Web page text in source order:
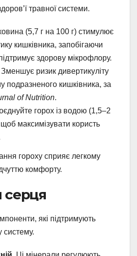
травної системи.
(5,7 г на 100 г) стимулює
кишківника, запобігаючи
здорову мікрофлору.
Зменшує ризик дивертикуліту
подразненого кишківника, за
of Nutrition.
горох із водою (1,5–2
максимізувати користь
гороху сприяє легкому
комфорту.
серця
які підтримують
систему.